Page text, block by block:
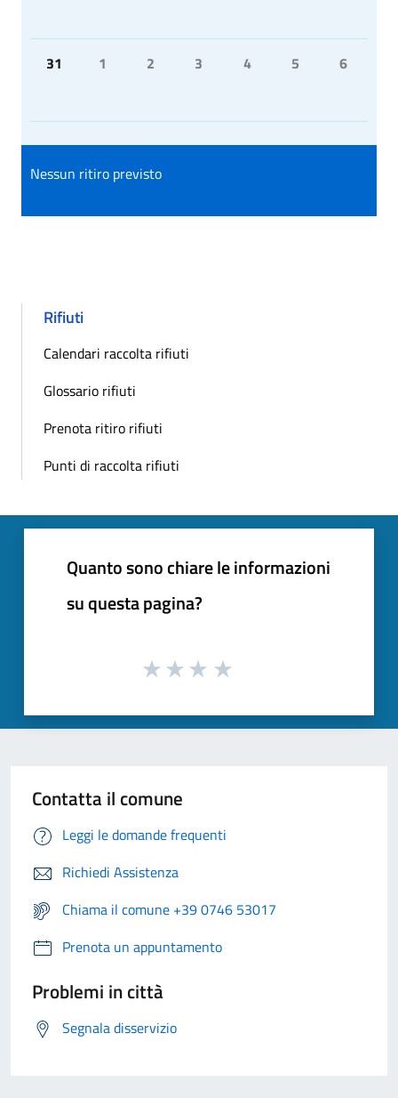
31 1 2 3 4 5 6
Nessun ritiro previsto
Rifiuti
Calendari raccolta rifiuti
Glossario rifiuti
Prenota ritiro rifiuti
Punti di raccolta rifiuti
Quanto sono chiare le informazioni
su questa pagina?
Contatta il comune
Leggi le domande frequenti
Richiedi Assistenza
Chiama il comune +39 0746 53017
Prenota un appuntamento
Problemi in città
Segnala disservizio